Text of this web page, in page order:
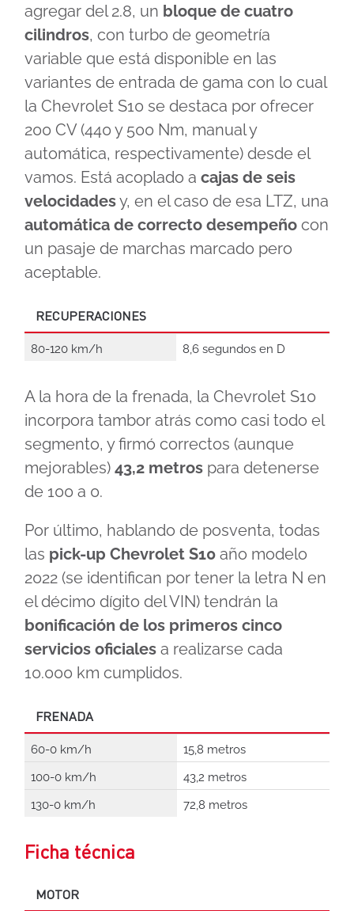
agregar del 2.8, un bloque de cuatro
cilindros, con turbo de geometría
variable que está disponible en las
variantes de entrada de gama con lo cual
la Chevrolet S10 se destaca por ofrecer
200 CV (440 y 500 Nm, manual y
automática, respectivamente) desde el
vamos. Está acoplado a cajas de seis
velocidadesy, en el caso de esa LTZ, una
automática de correcto desempeño con
un pasaje de marchas marcado pero
aceptable.
RECUPERACIONES
80-120 km/h 8,6 segundos en D
A la hora de la frenada, la Chevrolet S10
incorpora tambor atrás como casi todo el
segmento, y firmó correctos (aunque
mejorables) 43,2 metros para detenerse
de 100 a 0.
Por último, hablando de posventa, todas
las pick-up Chevrolet S10 año modelo
2022 (se identifican por tener la letra N en
el décimo dígito del VIN) tendrán la
bonificación de los primeros cinco
servicios oficiales a realizarse cada
10.000 km cumplidos.
FRENADA
60-0 km/h
15,8 metros
100-0 km/h
43,2 metros
130-0 km/h
72,8 metros
Ficha técnica
MOTOR